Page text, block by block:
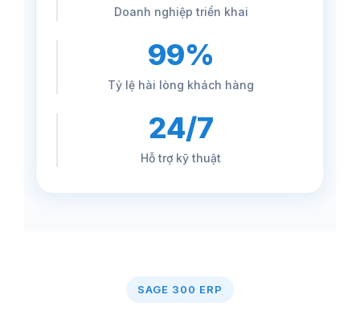
Doanh nghiệp triển khai
99%
Tỷ lệ hài lòng khách hàng
24/7
Hỗ trợ kỹ thuật
SAGE 300 ERP